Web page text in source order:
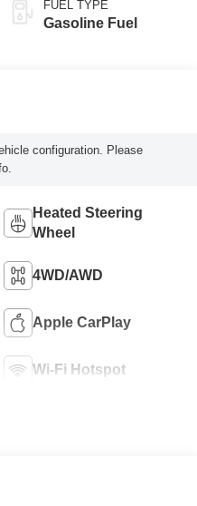
FUEL TYPE
Gasoline Fuel
configuration. Please
Heated Steering
Wheel
4WD/AWD
Apple CarPlay
Wi-Fi Hotspot